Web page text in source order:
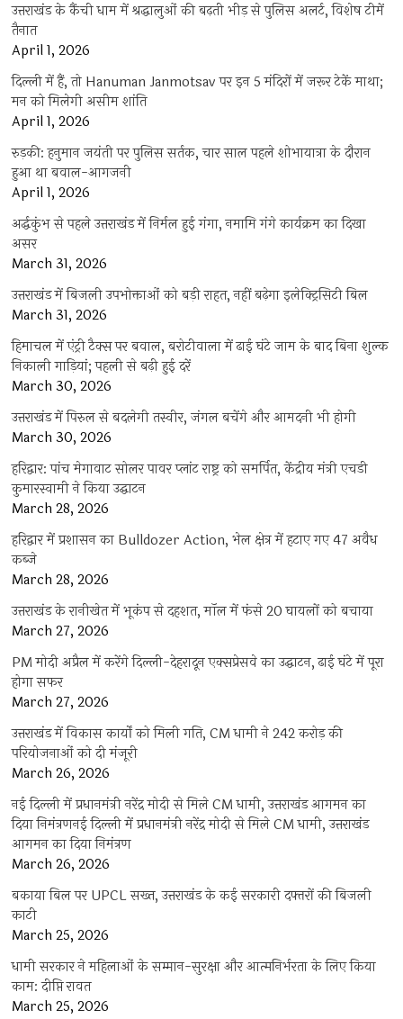
उत्तराखंड के कैंची धाम में श्रद्धालुओं की बढ़ती भीड़ से पुलिस अलर्ट, विशेष टीमें
तैनात
April 1, 2026
दिल्ली में हैं, तो Hanuman Janmotsav पर इन 5 मंदिरों में जरूर टेकें माथा;
मन को मिलेगी असीम शांति
April 1, 2026
रुड़की: हनुमान जयंती पर पुलिस सर्तक, चार साल पहले शोभायात्रा के दौरान
हुआ था बवाल-आगजनी
April 1, 2026
अर्द्धकुंभ से पहले उत्तराखंड में निर्मल हुई गंगा, नमामि गंगे कार्यक्रम का दिखा
असर
March 31, 2026
उत्तराखंड में बिजली उपभोक्ताओं को बड़ी राहत, नहीं बढ़ेगा इलेक्ट्रिसिटी बिल
March 31, 2026
हिमाचल में एंट्री टैक्स पर बवाल, बरोटीवाला में ढाई घंटे जाम के बाद बिना शुल्क
निकाली गाड़ियां; पहली से बढ़ी हुई दरें
March 30, 2026
उत्तराखंड में पिरुल से बदलेगी तस्वीर, जंगल बचेंगे और आमदनी भी होगी
March 30, 2026
हरिद्वार: पांच मेगावाट सोलर पावर प्लांट राष्ट्र को समर्पित, केंद्रीय मंत्री एचडी
कुमारस्वामी ने किया उद्घाटन
March 28, 2026
हरिद्वार में प्रशासन का Bulldozer Action, भेल क्षेत्र में हटाए गए 47 अवैध
कब्जे
March 28, 2026
उत्तराखंड के रानीखेत में भूकंप से दहशत, मॉल में फंसे 20 घायलों को बचाया
March 27, 2026
PM मोदी अप्रैल में करेंगे दिल्ली-देहरादून एक्सप्रेसवे का उद्घाटन, ढाई घंटे में पूरा
होगा सफर
March 27, 2026
उत्तराखंड में विकास कार्यों को मिली गति, CM धामी ने 242 करोड़ की
परियोजनाओं को दी मंजूरी
March 26, 2026
नई दिल्ली में प्रधानमंत्री नरेंद्र मोदी से मिले CM धामी, उत्तराखंड आगमन का
दिया निमंत्रणनई दिल्ली में प्रधानमंत्री नरेंद्र मोदी से मिले CM धामी, उत्तराखंड
आगमन का दिया निमंत्रण
March 26, 2026
बकाया बिल पर UPCL सख्त, उत्तराखंड के कई सरकारी दफ्तरों की बिजली
काटी
March 25, 2026
धामी सरकार ने महिलाओं के सम्मान-सुरक्षा और आत्मनिर्भरता के लिए किया
काम: दीप्ति रावत
March 25, 2026